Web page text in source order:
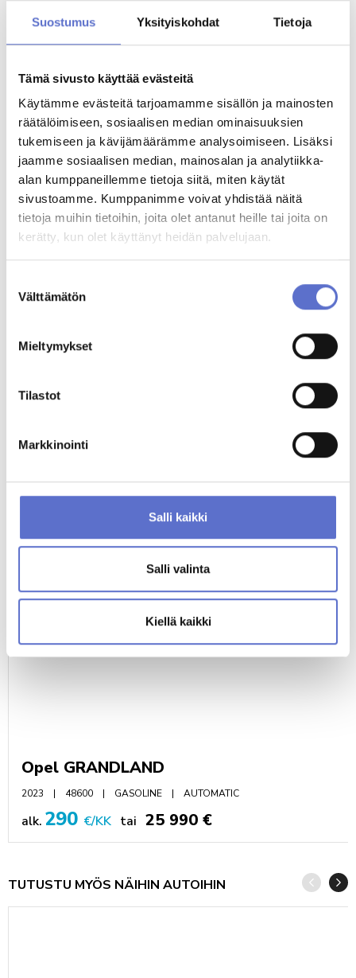
Suostumus Yksityiskohdat Tietoja
Tämä sivusto käyttää evästeitä
Käytämme evästeitä tarjoamamme sisällön ja mainosten
räätälöimiseen, sosiaalisen median ominaisuuksien
tukemiseen ja kävijämäärämme analysoimiseen. Lisäksi
jaamme sosiaalisen median, mainosalan ja analytiikka-
alan kumppaneillemme tietoja siitä, miten käytät
sivustoamme. Kumppanimme voivat yhdistää näitä
tietoja muihin tietoihin, joita olet antanut heille tai joita on
kerätty, kun olet käyttänyt heidän palvelujaan.
valinta
Välttämätön
Mieltymykset
Tilastot
Markkinointi
Salli kaikki
Salli valinta
Kiellä kaikki
ENG,
FIN
Jaakko Timonen
Automyyjä
020 506 5798
ENG,
FIN
Niko Vanhanen
Automyyjä
020 506 5687
Varaa videotapaaminen
Automyyjä
Automyyjä
MUUT KATSOIVAT MYÖS
Opel GRANDLAND
2023 48600 GASOLINE AUTOMATIC
alk. 290 €/KK tai 25 990 €
TUTUSTU MYÖS NÄIHIN AUTOIHIN